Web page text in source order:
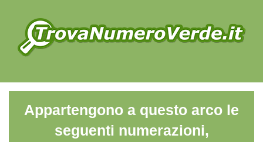
Appartengono a questo arco le
seguenti numerazioni,